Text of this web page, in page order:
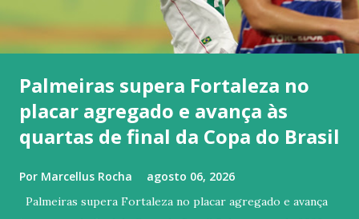
Palmeiras supera Fortaleza no
placar agregado e avança às
quartas de final da Copa do Brasil
Por Marcellus Rocha agosto 06, 2026
Palmeiras supera Fortaleza no placar agregado e avança